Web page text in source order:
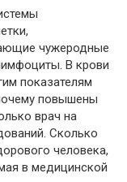
чужеродные
В крови
показателям
повышены
врач на
Сколько
человека,
в медицинской